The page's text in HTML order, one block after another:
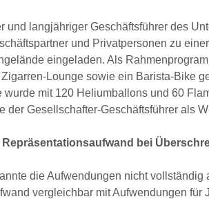
und langjähriger Geschäftsführer des
und Privatpersonen zu
eingeladen. Als
Lounge sowie ein Barista-Bike
wurde mit 120 Heliumballons und 60
der Gesellschafter-Geschäftsführer als
Repräsentationsaufwand bei
die Aufwendungen nicht
vergleichbar mit Aufwendungen